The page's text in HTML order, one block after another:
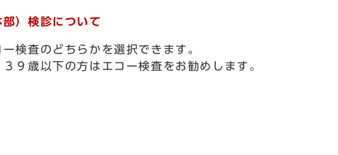
）検診について
検査のどちらかを選択できます。
９歳以下の方はエコー検査をお勧めします。